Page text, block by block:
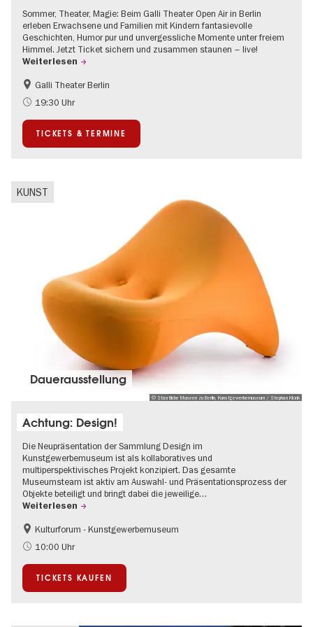
Sommer, Theater, Magie: Beim Galli Theater Open Air in Berlin
erleben Erwachsene und Familien mit Kindern fantasievolle
Geschichten, Humor pur und unvergessliche Momente unter freiem
Himmel. Jetzt Ticket sichern und zusammen staunen – live!
Weiterlesen
Barrierefrei
Going local Berlin
Kultursommer
Open Air
Galli Theater Berlin
19:30 Uhr
TICKETS & TERMINE
KUNST
© Staatliche Museen zu Berlin, Kunstgewerbemuseum / Stephan Klonk
Dauer­aus­stel­lung
Achtung: Design!
Die Neupräsentation der Sammlung Design im
Kunstgewerbemuseum ist als kollaboratives und
multiperspektivisches Projekt konzipiert. Das gesamte
Museumsteam ist aktiv am Auswahl- und Präsentationsprozess der
Objekte beteiligt und bringt dabei die jeweilige…
Weiterlesen
Mode und Design
Kulturforum - Kunstgewerbemuseum
10:00 Uhr
TICKETS KAUFEN